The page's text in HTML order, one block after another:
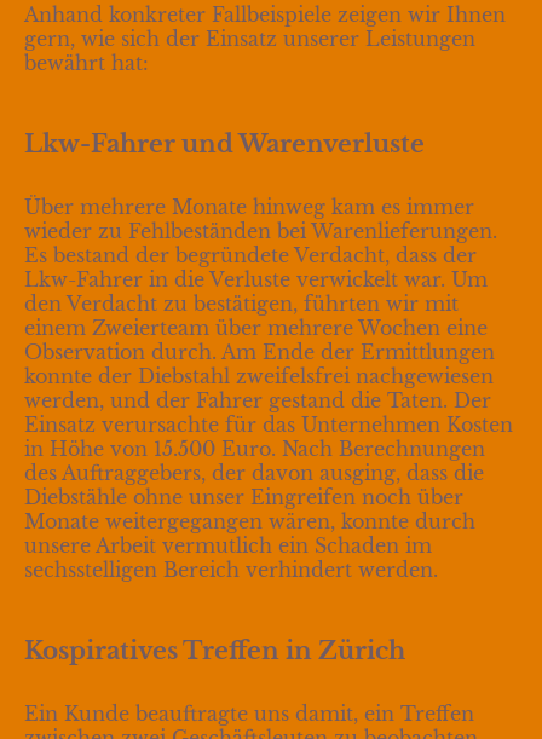
Anhand konkreter Fallbeispiele zeigen wir Ihnen
gern, wie sich der Einsatz unserer Leistungen
bewährt hat:
Lkw-Fahrer und Warenverluste
Über mehrere Monate hinweg kam es immer
wieder zu Fehlbeständen bei Warenlieferungen.
Es bestand der begründete Verdacht, dass der
Lkw-Fahrer in die Verluste verwickelt war. Um
den Verdacht zu bestätigen, führten wir mit
einem Zweierteam über mehrere Wochen eine
Observation durch. Am Ende der Ermittlungen
konnte der Diebstahl zweifelsfrei nachgewiesen
werden, und der Fahrer gestand die Taten. Der
Einsatz verursachte für das Unternehmen Kosten
in Höhe von 15.500 Euro. Nach Berechnungen
des Auftraggebers, der davon ausging, dass die
Diebstähle ohne unser Eingreifen noch über
Monate weitergegangen wären, konnte durch
unsere Arbeit vermutlich ein Schaden im
sechsstelligen Bereich verhindert werden.
Kospiratives Treffen in Zürich
Ein Kunde beauftragte uns damit, ein Treffen